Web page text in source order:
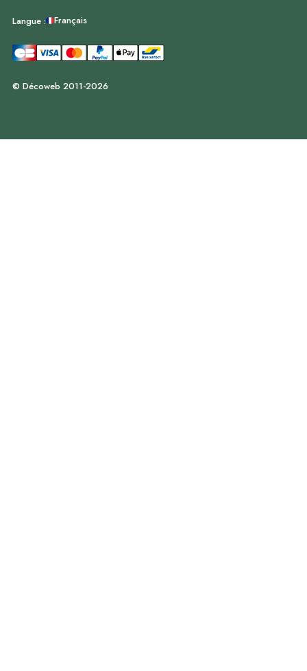
Langue : Français
© Décoweb 2011-2026